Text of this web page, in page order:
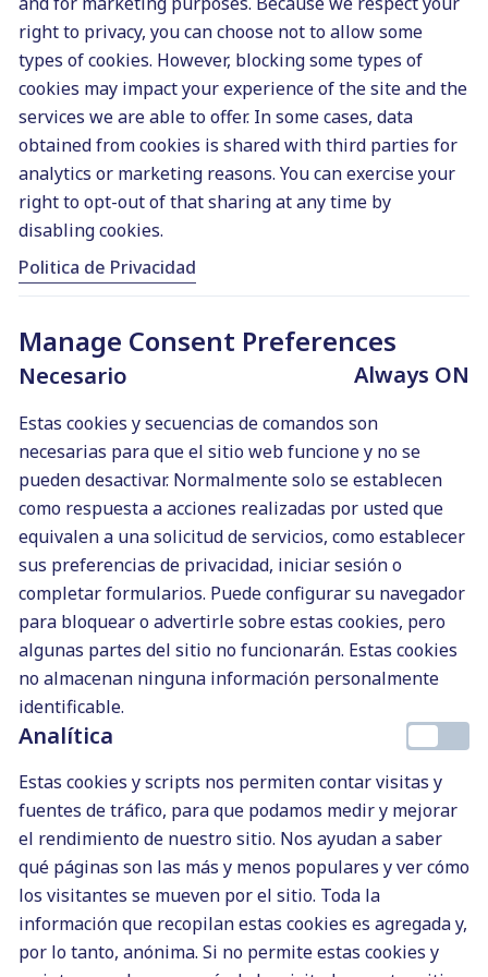
clientes o agencias SEO que te
subcontratan los artículos que
intente pagarte lo mínimo, aunque
eso sí, te exigirán una calidad
desorbitada. ¡Huye de ellos, no
valoran tu trabajo! Recuerda que
no puedes trabajar gratis, y que es
importante que te marques un
precio por hora.
Hacer demasiado caso al
cliente que cree que por pagarte
tiene derecho a molestarte todo
lo que quiera o hablar por
teléfono siempre que necesite
algo. Cuidado con ser demasiado
«majo» o hacerte «amigo» del
cliente, suele traer problemas de
confianza. Acabarás trabajando
más y ganando menos.
No establecer plazos. Alguna
vez te encontrarás con el cliente
impaciente que quiere todo al
tendrá que pagarte un extra para
priorizarlo por delante de otros
contratado antes. Me ha pasado
con algún que otro cliente, que te
contratan un par de artículos y al
cabo de 2 días te preguntan «
si te
right to privacy, you can choose not to allow some
types of cookies. However, blocking some types of
cookies may impact your experience of the site and the
services we are able to offer. In some cases, data
obtained from cookies is shared with third parties for
analytics or marketing reasons. You can exercise your
right to opt-out of that sharing at any time by
disabling cookies.
Politica de Privacidad
Manage Consent Preferences
Necesario Always ON
Estas cookies y secuencias de comandos son
necesarias para que el sitio web funcione y no se
pueden desactivar. Normalmente solo se establecen
como respuesta a acciones realizadas por usted que
equivalen a una solicitud de servicios, como establecer
sus preferencias de privacidad, iniciar sesión o
completar formularios. Puede configurar su navegador
para bloquear o advertirle sobre estas cookies, pero
algunas partes del sitio no funcionarán. Estas cookies
no almacenan ninguna información personalmente
identificable.
Analítica
Estas cookies y scripts nos permiten contar visitas y
fuentes de tráfico, para que podamos medir y mejorar
el rendimiento de nuestro sitio. Nos ayudan a saber
qué páginas son las más y menos populares y ver cómo
los visitantes se mueven por el sitio. Toda la
información que recopilan estas cookies es agregada y,
por lo tanto, anónima. Si no permite estas cookies y